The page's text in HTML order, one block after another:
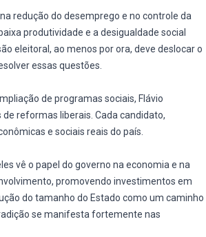
redução do desemprego e no controle da
produtividade e a desigualdade social
eleitoral, ao menos por ora, deve deslocar o
essas questões.
de programas sociais, Flávio
reformas liberais. Cada candidato,
e sociais reais do país.
vê o papel do governo na economia e na
promovendo investimentos em
do tamanho do Estado como um caminho
se manifesta fortemente nas